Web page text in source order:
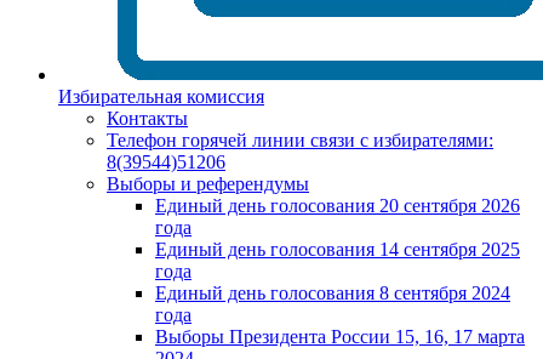
Избирательная комиссия
Контакты
Телефон горячей линии связи с избирателями:
8(39544)51206
Выборы и референдумы
Единый день голосования 20 сентября 2026
года
Единый день голосования 14 сентября 2025
года
Единый день голосования 8 сентября 2024
года
Выборы Президента России 15, 16, 17 марта